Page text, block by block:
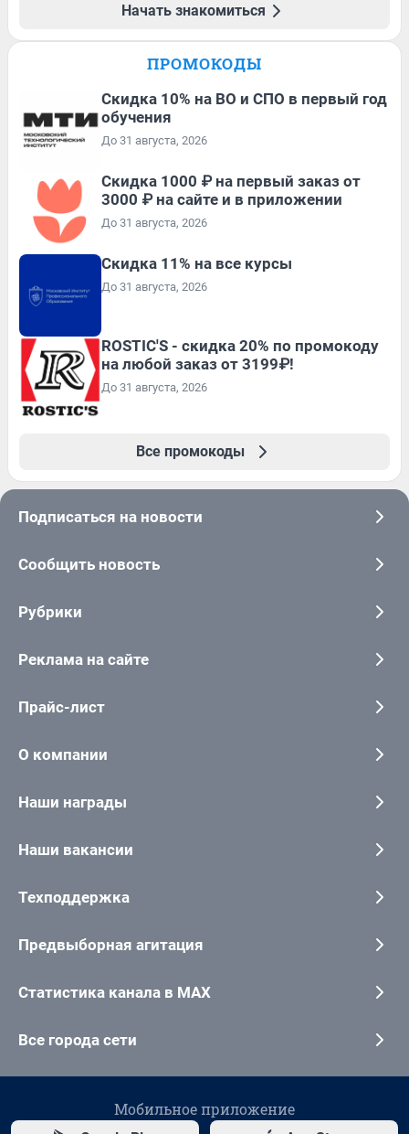
Начать знакомиться
ПРОМОКОДЫ
Скидка 10% на ВО и СПО в первый год
обучения
До 31 августа, 2026
Скидка 1000 ₽ на первый заказ от
3000 ₽ на сайте и в приложении
До 31 августа, 2026
Скидка 11% на все курсы
До 31 августа, 2026
ROSTIC'S - скидка 20% по промокоду
на любой заказ от 3199₽!
До 31 августа, 2026
Все промокоды
Подписаться на новости
Сообщить новость
Рубрики
Реклама на сайте
Прайс-лист
О компании
Наши награды
Наши вакансии
Техподдержка
Предвыборная агитация
Статистика канала в MAX
Все города сети
Мобильное приложение